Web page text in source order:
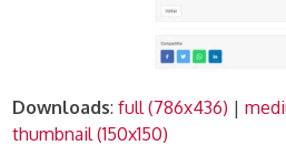
Downloads:full (786x436) |
thumbnail (150x150)